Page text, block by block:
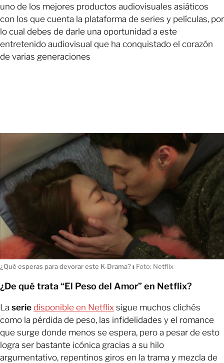
uno de los mejores productos audiovisuales asiáticos
con los que cuenta la plataforma de series y películas, por
lo cual debes de darle una oportunidad a este
entretenido audiovisual que ha conquistado el corazón
de varias generaciones
¿Qué esperas para devorar este K-Drama?ı Foto: Netflix
¿De qué trata “El Peso del Amor” en Netflix?
La serie disponible en Netflix sigue muchos clichés
como la pérdida de peso, las infidelidades y el romance
que surge donde menos se espera, pero a pesar de esto
logra ser bastante icónica gracias a su hilo
argumentativo, repentinos giros en la trama y mezcla de